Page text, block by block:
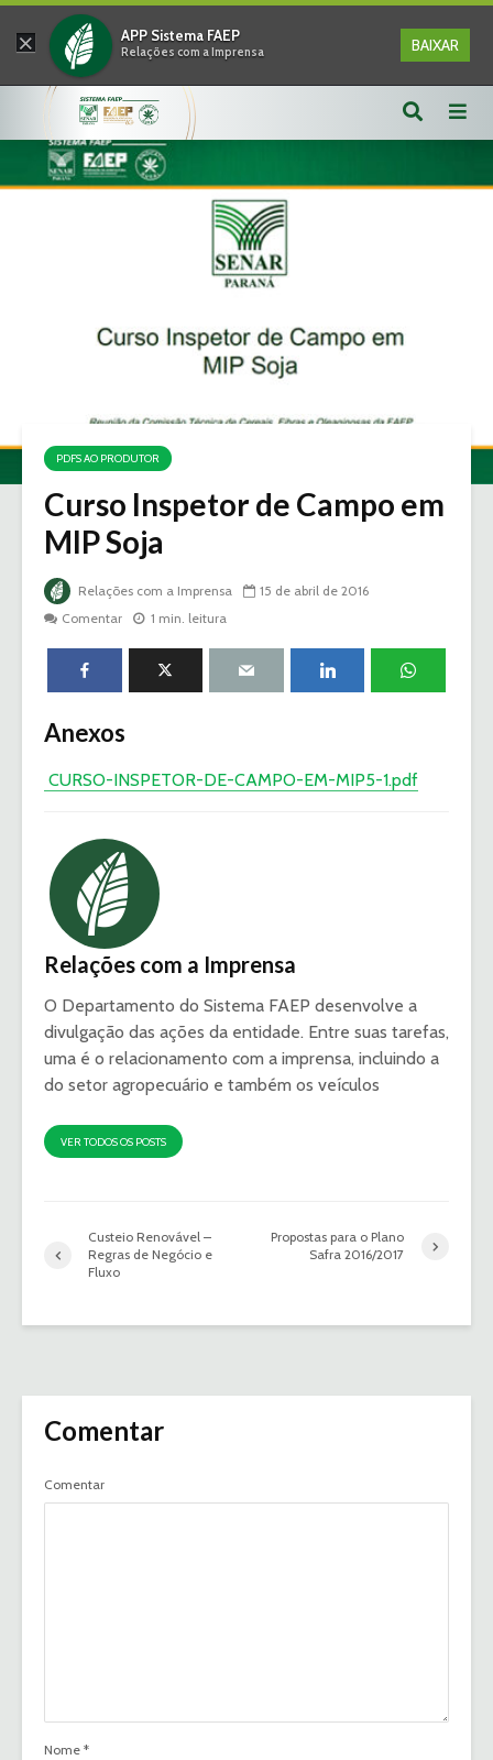
× APP Sistema FAEP
Relações com a Imprensa BAIXAR
PDFS AO PRODUTOR
Curso Inspetor de Campo em
MIP Soja
Relações com a Imprensa
15 de abril de 2016
Comentar
1 min. leitura
Anexos
CURSO-INSPETOR-DE-CAMPO-EM-MIP5-1.pdf
Relações com a Imprensa
O Departamento do Sistema FAEP desenvolve a
divulgação das ações da entidade. Entre suas tarefas,
uma é o relacionamento com a imprensa, incluindo a
do setor agropecuário e também os veículos
VER TODOS OS POSTS
Custeio Renovável –
Regras de Negócio e
Fluxo
Propostas para o Plano
Safra 2016/2017
Comentar
Comentar
Nome *